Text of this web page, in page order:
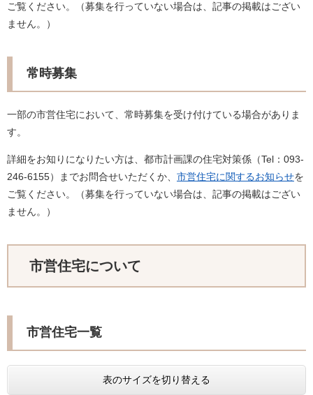
ご覧ください。（募集を行っていない場合は、記事の掲載はござい
ません。）
常時募集
一部の市営住宅において、常時募集を受け付けている場合がありま
す。
詳細をお知りになりたい方は、都市計画課の住宅対策係（Tel：093-
246-6155）までお問合せいただくか、 市営住宅に関するお知らせを
ご覧ください。（募集を行っていない場合は、記事の掲載はござい
ません。）
市営住宅について
市営住宅一覧
表のサイズを切り替える